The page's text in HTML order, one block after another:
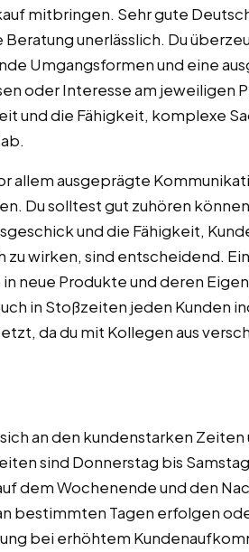
mitbringen. Sehr gute
unerlässlich. Du
Umgangsformen und eine
oder Interesse am jeweiligen
und die Fähigkeit, komplexe
allem ausgeprägte
Du solltest gut zuhören
und die Fähigkeit,
wirken, sind entscheidend.
neue Produkte und deren
in Stoßzeiten jeden Kunden
da du mit Kollegen aus
an den kundenstarken
sind Donnerstag bis
dem Wochenende und den
bestimmten Tagen erfolgen
bei erhöhtem